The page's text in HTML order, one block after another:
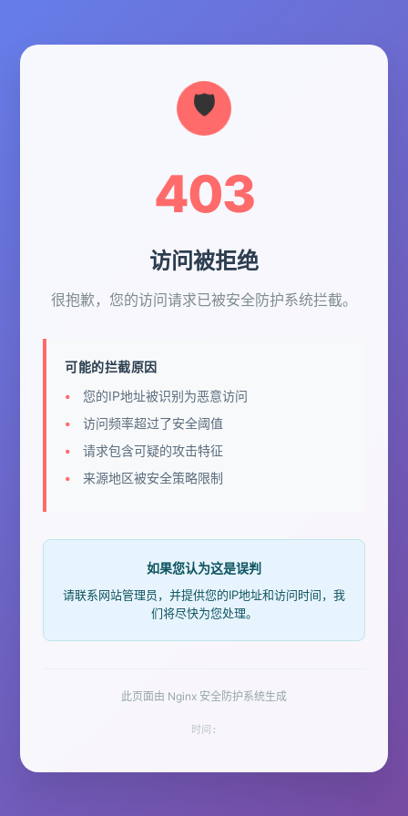
403
访问被拒绝
很抱歉，您的访问请求已被安全防护系统拦截。
可能的拦截原因
您的IP地址被识别为恶意访问
访问频率超过了安全阈值
请求包含可疑的攻击特征
来源地区被安全策略限制
如果您认为这是误判
请联系网站管理员，并提供您的IP地址和访问时间，我
们将尽快为您处理。
此页面由 Nginx 安全防护系统生成
时间: